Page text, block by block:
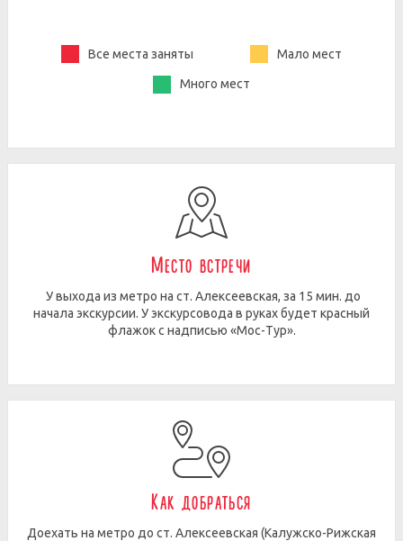
Все места заняты Мало мест
Много мест
Место встречи
У выхода из метро на ст. Алексеевская, за 15 мин. до
начала экскурсии. У экскурсовода в руках будет красный
флажок с надписью «Мос-Тур».
Как добраться
Доехать на метро до ст. Алексеевская (Калужско-Рижская